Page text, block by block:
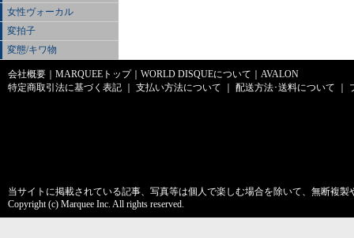
女性ヴォーカル
変拍子
変態/キワ物
会社概要 MARQUEEトップ｜ WORLD DISQUEについて
AVALON
特定商取引法に基づく表記
支払い方法について 配送方法･送料について
当サイトに掲載されている記事、写真等は個人で楽しむ場合を除いて、無断複
Copyright (c) Marquee Inc. All rights reserved.